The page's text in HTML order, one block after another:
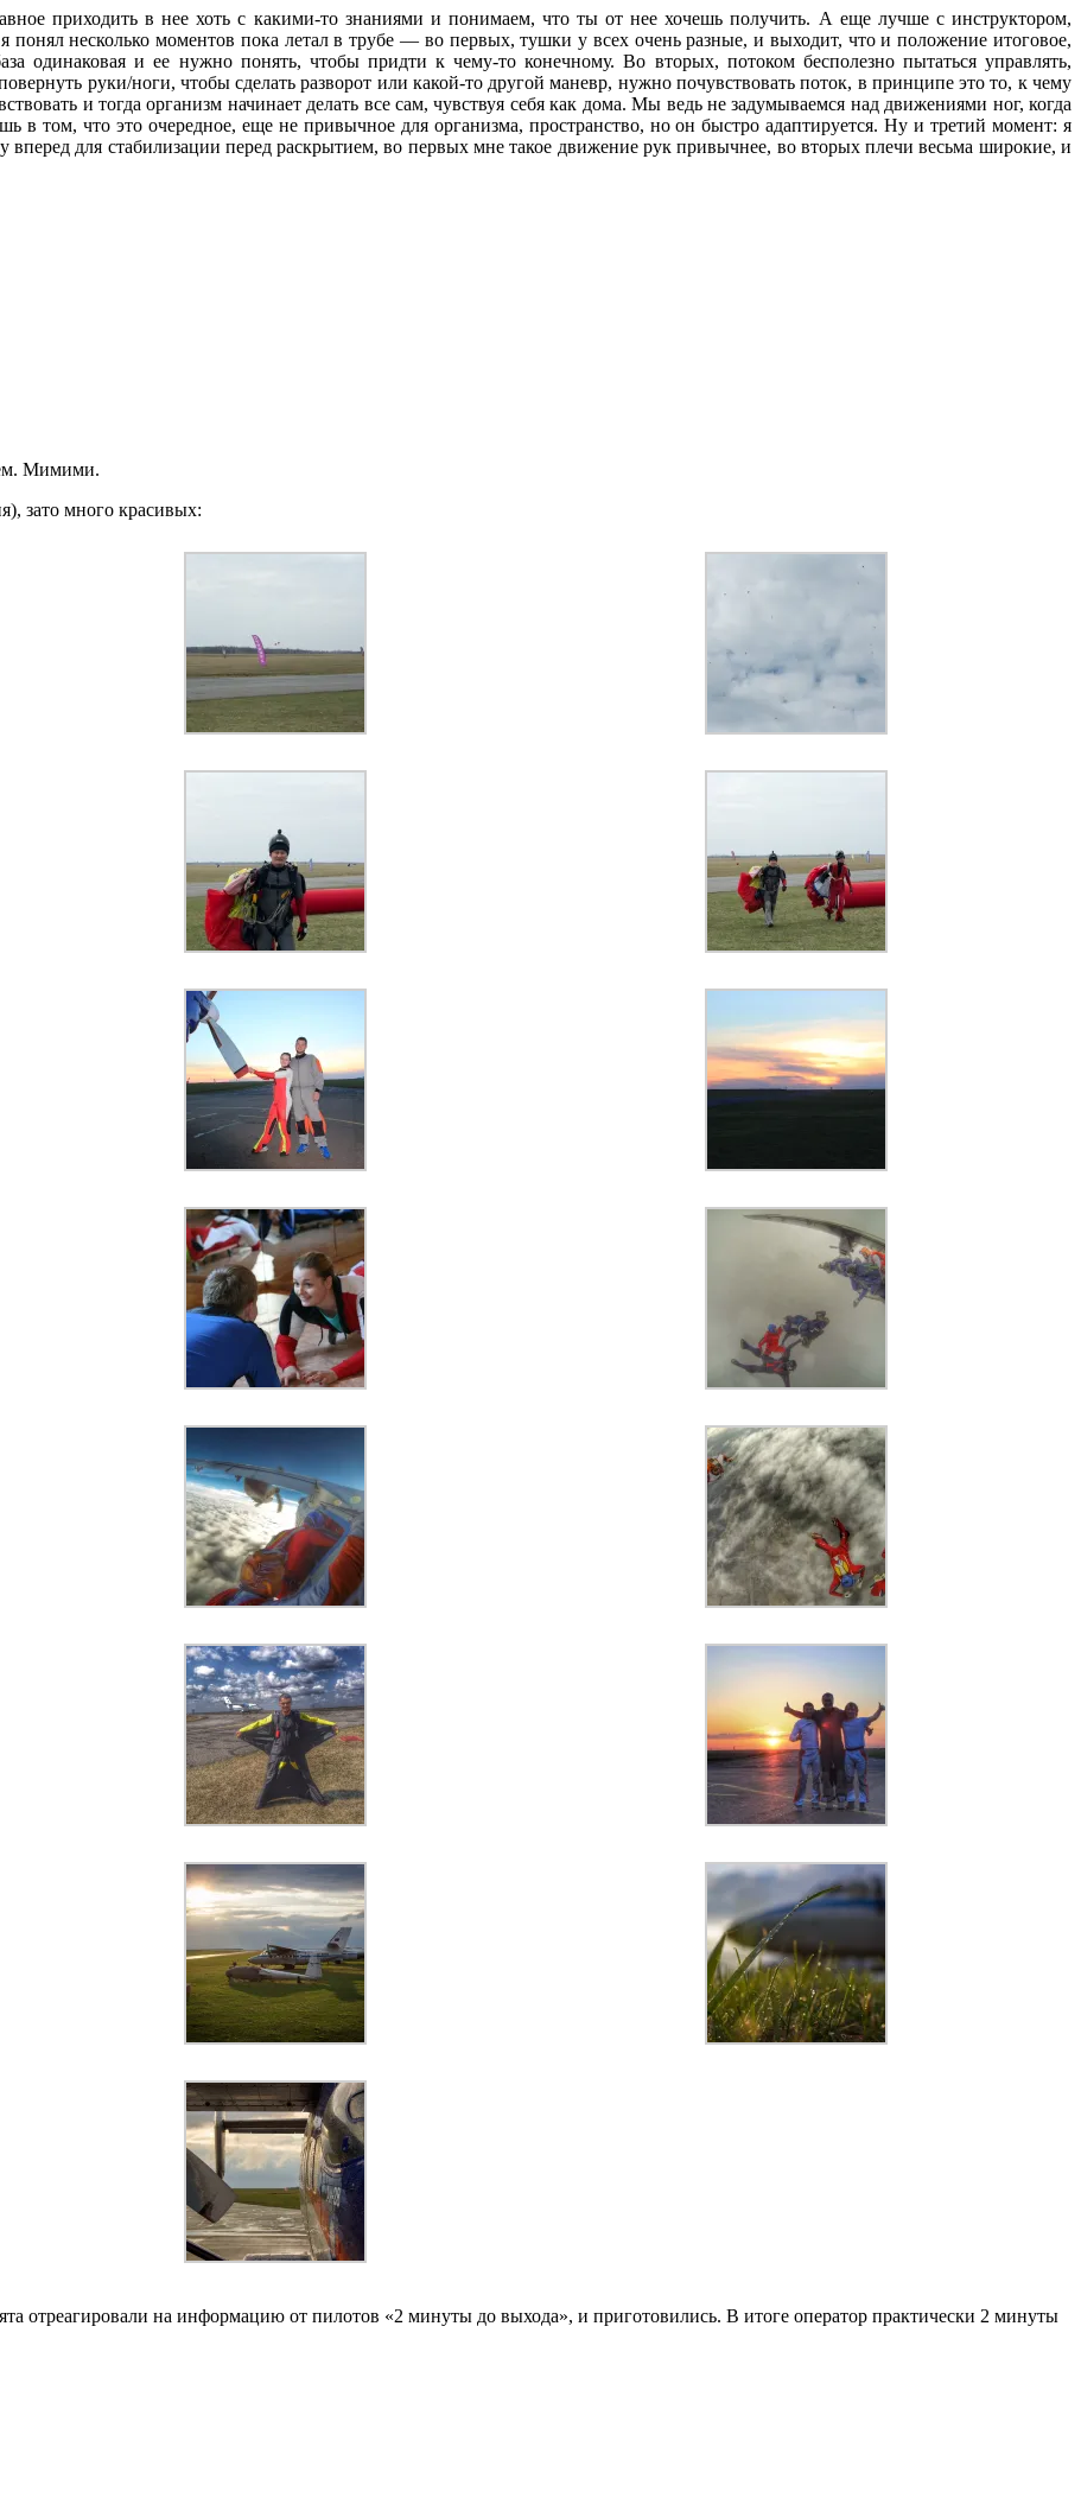
приходить в нее хоть с какими-то знаниями и понимаем, что ты от нее хочешь получить. А еще лучше с инструктором,
понял несколько моментов пока летал в трубе — во первых, тушки у всех очень разные, и выходит, что и положение итоговое,
одинаковая и ее нужно понять, чтобы придти к чему-то конечному. Во вторых, потоком бесполезно пытаться управлять,
руки/ноги, чтобы сделать разворот или какой-то другой маневр, нужно почувствовать поток, в принципе это то, к чему
и тогда организм начинает делать все сам, чувствуя себя как дома. Мы ведь не задумываемся над движениями ног, когда
в том, что это очередное, еще не привычное для организма, пространство, но он быстро адаптируется. Ну и третий момент: я
для стабилизации перед раскрытием, во первых мне такое движение рук привычнее, во вторых плечи весьма широкие, и
Мимими.
зато много красивых:
отреагировали на информацию от пилотов «2 минуты до выхода», и приготовились. В итоге оператор практически 2 минуты